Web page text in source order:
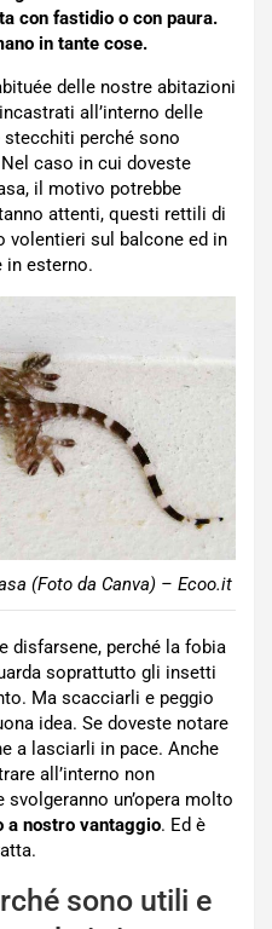
con fastidio o con paura.
in tante cose.
delle nostre abitazioni
all’interno delle
stecchiti perché sono
caso in cui doveste
il motivo potrebbe
attenti, questi rettili di
volentieri sul balcone ed in
in esterno.
(Foto da Canva) – Ecoo.it
disfarsene, perché la fobia
soprattutto gli insetti
Ma scacciarli e peggio
idea. Se doveste notare
a lasciarli in pace. Anche
all’interno non
un’opera molto
a nostro vantaggio. Ed è
sono utili e